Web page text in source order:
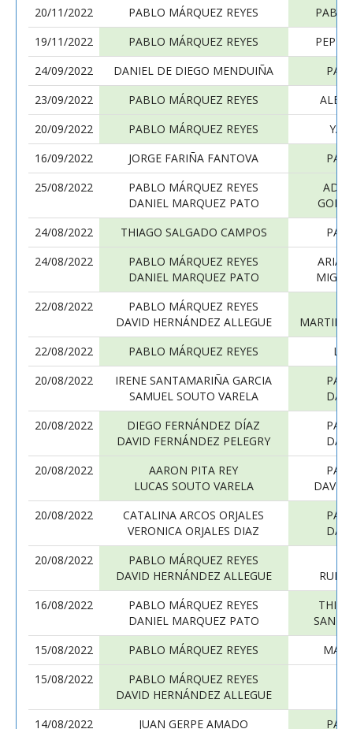
20/11/2022
PABLO MÁRQUEZ REYES
19/11/2022
PABLO MÁRQUEZ REYES
PEPE
24/09/2022
DANIEL DE DIEGO MENDUIÑA
23/09/2022
PABLO MÁRQUEZ REYES
20/09/2022
PABLO MÁRQUEZ REYES
16/09/2022
JORGE FARIÑA FANTOVA
25/08/2022
PABLO MÁRQUEZ REYES
DANIEL MARQUEZ PATO
24/08/2022
THIAGO SALGADO CAMPOS
24/08/2022
PABLO MÁRQUEZ REYES
DANIEL MARQUEZ PATO
22/08/2022
PABLO MÁRQUEZ REYES
DAVID HERNÁNDEZ ALLEGUE
MARTIM
22/08/2022
PABLO MÁRQUEZ REYES
20/08/2022
IRENE SANTAMARIÑA GARCIA
SAMUEL SOUTO VARELA
20/08/2022
DIEGO FERNÁNDEZ DÍAZ
DAVID FERNÁNDEZ PELEGRY
20/08/2022
AARON PITA REY
LUCAS SOUTO VARELA
DAVID
20/08/2022
CATALINA ARCOS ORJALES
VERONICA ORJALES DIAZ
20/08/2022
PABLO MÁRQUEZ REYES
DAVID HERNÁNDEZ ALLEGUE
16/08/2022
PABLO MÁRQUEZ REYES
DANIEL MARQUEZ PATO
15/08/2022
PABLO MÁRQUEZ REYES
15/08/2022
PABLO MÁRQUEZ REYES
DAVID HERNÁNDEZ ALLEGUE
14/08/2022
JUAN GERPE AMADO